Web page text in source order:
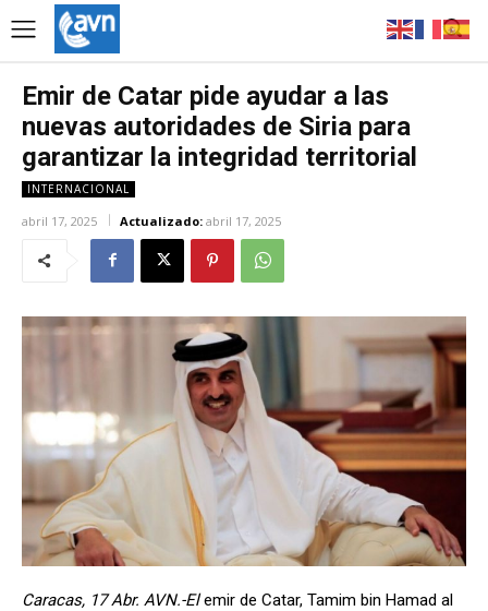
Emir de Catar pide ayudar a las
nuevas autoridades de Siria para
garantizar la integridad territorial
INTERNACIONAL
abril 17, 2025 Actualizado: abril 17, 2025
Caracas, 17 Abr. AVN.-Elemir de Catar, Tamim bin Hamad al